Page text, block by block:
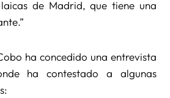
de Madrid, que tiene una
ha concedido una entrevista
ha contestado a algunas